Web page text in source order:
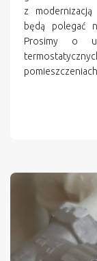
z
będą polegać
Prosimy o